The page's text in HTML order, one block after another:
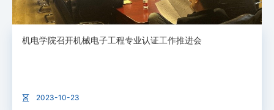
机电学院召开机械电子工程专业认证工作推进会
2023-10-23